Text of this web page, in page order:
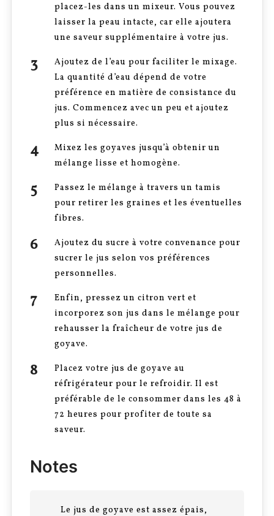
placez-les dans un mixeur. Vous pouvez
laisser la peau intacte, car elle ajoutera
une saveur supplémentaire à votre jus.
Ajoutez de l’eau pour faciliter le mixage.
La quantité d’eau dépend de votre
préférence en matière de consistance du
jus. Commencez avec un peu et ajoutez
plus si nécessaire.
Mixez les goyaves jusqu’à obtenir un
mélange lisse et homogène.
Passez le mélange à travers un tamis
pour retirer les graines et les éventuelles
fibres.
Ajoutez du sucre à votre convenance pour
sucrer le jus selon vos préférences
personnelles.
Enfin, pressez un citron vert et
incorporez son jus dans le mélange pour
rehausser la fraîcheur de votre jus de
goyave.
Placez votre jus de goyave au
réfrigérateur pour le refroidir. Il est
préférable de le consommer dans les 48 à
72 heures pour profiter de toute sa
saveur.
Notes
Le jus de goyave est assez épais,